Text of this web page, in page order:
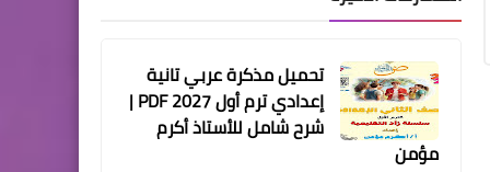
تحميل مذكرة عربي تانية
إعدادي ترم أول 2027 PDF |
شرح شامل للأستاذ أكرم
مؤمن